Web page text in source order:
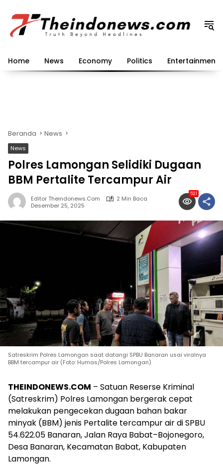
konten
Home News Economy Politics Entertainment
Beranda News
News
Polres Lamongan Selidiki Dugaan
BBM Pertalite Tercampur Air
Editor Theindonews.com
2 Min Baca
Desember 25, 2025
521
Satreskrim Polres Lamongan saat datangi SPBU Banaran usai viralnya
BBM tercampur air (Foto: Humas/Polres Lamongan)
THEINDONEWS.COM – Satuan Reserse Kriminal
(Satreskrim) Polres Lamongan bergerak cepat
melakukan pengecekan dugaan bahan bakar
minyak (BBM) jenis Pertalite tercampur air di SPBU
54.622.05 Banaran, Jalan Raya Babat–Bojonegoro,
Desa Banaran, Kecamatan Babat, Kabupaten
Lamongan.